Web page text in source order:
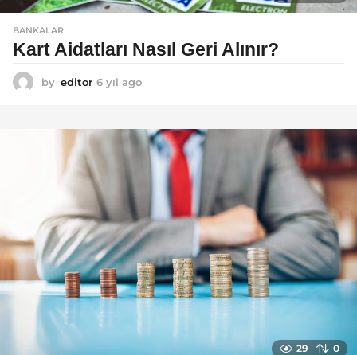
BANKALAR
Kart Aidatları Nasıl Geri Alınır?
by editor 6 yıl ago
l
a
29 0